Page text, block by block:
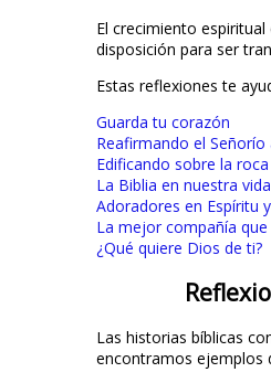
El crecimiento
disposición para ser
Estas reflexiones te
Guarda tu corazón
Reafirmando el Señorío
Edificando sobre la roca
La Biblia en nuestra
Adoradores en Espíritu
La mejor compañía
¿Qué quiere Dios de ti?
Las historias bíblicas
encontramos ejemplos